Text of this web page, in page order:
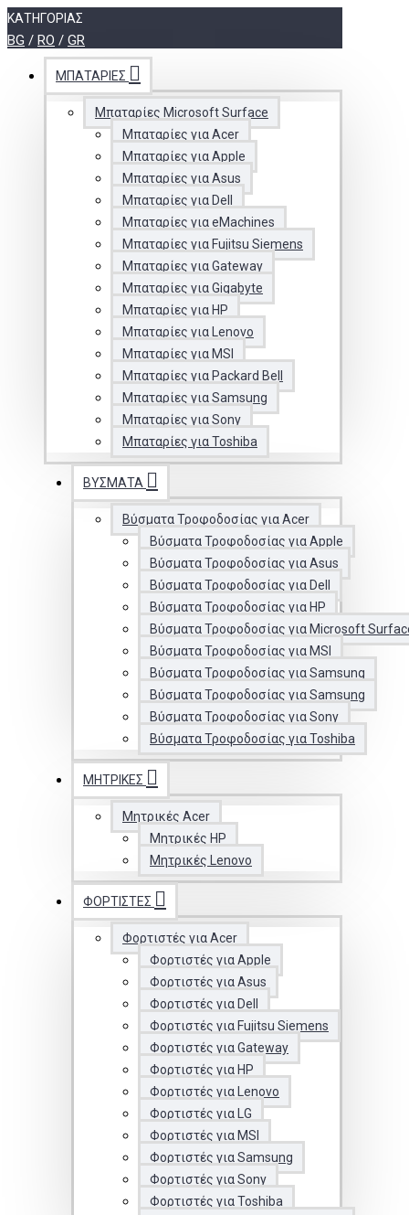
ΚΑΤΗΓΟΡΊΑΣ
BG / RO / GR
ΜΠΑΤΑΡΊΕΣ
Μπαταρίες Microsoft Surface
Μπαταρίες για Acer
Μπαταρίες για Apple
Μπαταρίες για Asus
Μπαταρίες για Dell
Μπαταρίες για eMachines
Μπαταρίες για Fujitsu Siemens
Μπαταρίες για Gateway
Μπαταρίες για Gigabyte
Μπαταρίες για HP
Μπαταρίες για Lenovo
Μπαταρίες για MSI
Μπαταρίες για Packard Bell
Μπαταρίες για Samsung
Μπαταρίες για Sony
Μπαταρίες για Toshiba
ΒΎΣΜΑΤΑ
Βύσματα Τροφοδοσίας για Acer
Βύσματα Τροφοδοσίας για Apple
Βύσματα Τροφοδοσίας για Asus
Βύσματα Τροφοδοσίας για Dell
Βύσματα Τροφοδοσίας για HP
Βύσματα Τροφοδοσίας για Microsoft
Βύσματα Τροφοδοσίας για MSI
Βύσματα Τροφοδοσίας για Samsung
Βύσματα Τροφοδοσίας για Samsung
Βύσματα Τροφοδοσίας για Sony
Βύσματα Τροφοδοσίας για Toshiba
ΜΗΤΡΙΚΈΣ
Μητρικές Acer
Μητρικές HP
Μητρικές Lenovo
ΦΟΡΤΙΣΤΈΣ
Φορτιστές για Acer
Φορτιστές για Apple
Φορτιστές για Asus
Φορτιστές για Dell
Φορτιστές για Fujitsu Siemens
Φορτιστές για Gateway
Φορτιστές για HP
Φορτιστές για Lenovo
Φορτιστές για LG
Φορτιστές για MSI
Φορτιστές για Samsung
Φορτιστές για Sony
Φορτιστές για Toshiba